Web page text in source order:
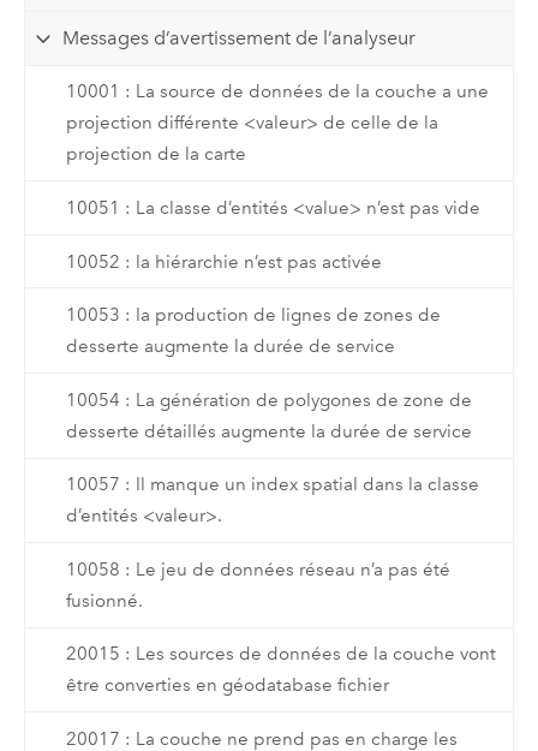
Messages d’avertissement de l’analyseur
10001 : La source de données de la couche a une
projection différente <valeur> de celle de la
projection de la carte
10051 : La classe d’entités <value> n’est pas vide
10052 : la hiérarchie n’est pas activée
10053 : la production de lignes de zones de
desserte augmente la durée de service
10054 : La génération de polygones de zone de
desserte détaillés augmente la durée de service
10057 : Il manque un index spatial dans la classe
d’entités <valeur>.
10058 : Le jeu de données réseau n’a pas été
fusionné.
20015 : Les sources de données de la couche vont
être converties en géodatabase fichier
20017 : La couche ne prend pas en charge les